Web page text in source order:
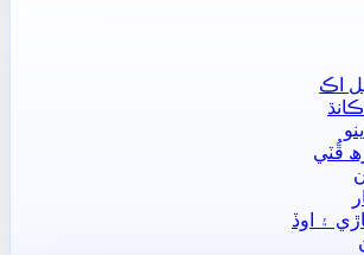
اڪ
ڦُٽي
۽ اوڏ